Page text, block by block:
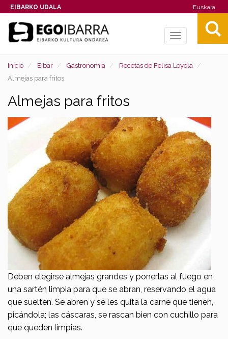
EIBARKO UDALA Euskara
Toggle
Inicio Eibar Gastronomía
Recetas de Felisa Loyola
Almejas para fritos
Almejas para fritos
Deben elegirse almejas grandes y ponerlas al fuego en
una sartén limpia para que se abran, reservando el agua
que suelten. Se abren y se les quita la carne que tienen,
picándola; las cáscaras, se rascan bien con cuchillo para
que queden limpias.